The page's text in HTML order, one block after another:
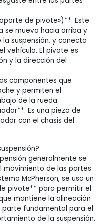
de pivote»)**: Este
se mueva hacia arriba y
suspensión, y conecta
vehículo. El pivote es
y la dirección del
componentes que
y permiten el
de la rueda.
Es una pieza de
con el chasis del
generalmente se
movimiento de las partes
McPherson, se usa un
pivote** para permitir el
mantiene la alineación
parte fundamental para el
de la suspensión.